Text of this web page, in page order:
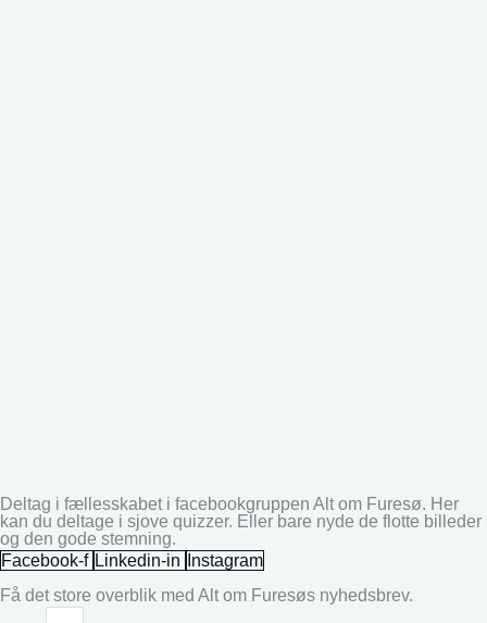
Deltag i fællesskabet i facebookgruppen Alt om Furesø. Her
kan du deltage i sjove quizzer. Eller bare nyde de flotte billeder
og den gode stemning.
Facebook-f Linkedin-in
Instagram
Få det store overblik med Alt om Furesøs nyhedsbrev.